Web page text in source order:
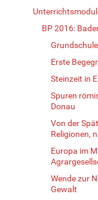
BP 2016:
Erste
Steinzeit in
Spuren
Donau
Von der
Religionen,
Europa im
Wende zur
Gewalt